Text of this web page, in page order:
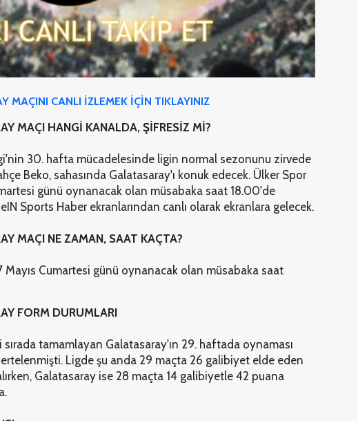
MAÇINI CANLI İZLEMEK İÇİN TIKLAYINIZ
MAÇI HANGİ KANALDA, ŞİFRESİZ Mİ?
30. hafta mücadelesinde ligin normal sezonunu zirvede
Beko, sahasında Galatasaray'ı konuk edecek. Ülker Spor
günü oynanacak olan müsabaka saat 18.00'de
Sports Haber ekranlarından canlı olarak ekranlara gelecek.
MAÇI NE ZAMAN, SAAT KAÇTA?
Mayıs Cumartesi günü oynanacak olan müsabaka saat
FORM DURUMLARI
tamamlayan Galatasaray'ın 29. haftada oynaması
ertelenmişti. Ligde şu anda 29 maçta 26 galibiyet elde eden
Galatasaray ise 28 maçta 14 galibiyetle 42 puana